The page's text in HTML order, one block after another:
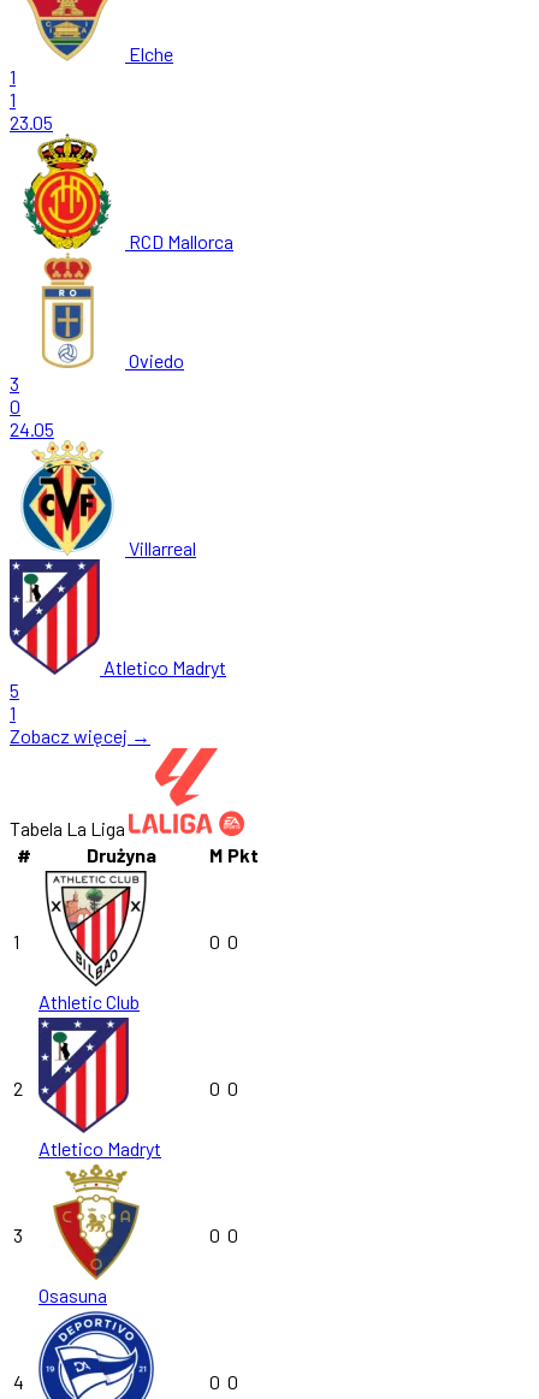
Elche
1
1
23.05
RCD Mallorca
Oviedo
3
0
24.05
Villarreal
Atletico Madryt
5
1
Zobacz więcej →
Tabela La Liga
#
Drużyna M Pkt
1
Athletic Club
0 0
2
Atletico Madryt
0 0
3
Osasuna
0 0
4 0 0